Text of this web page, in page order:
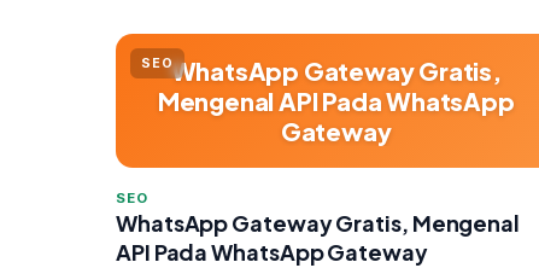
SEOWhatsApp Gateway Gratis,
Mengenal API Pada WhatsApp
Gateway
SEO
WhatsApp Gateway Gratis, Mengenal
API Pada WhatsApp Gateway